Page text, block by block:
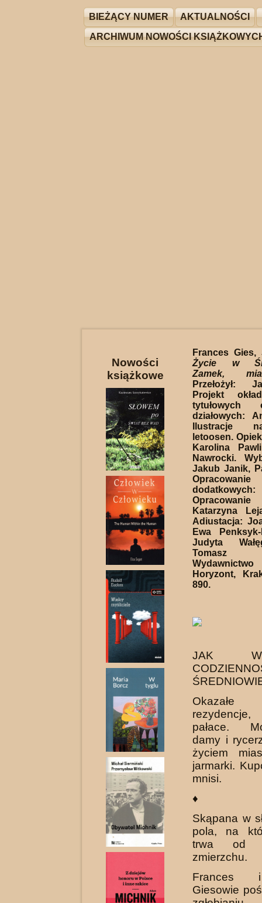
BIEŻĄCY NUMER AKTUALNOŚCI
ARCHIWUM NOWOŚCI
Nowości
książkowe
Frances Gies,
Życie w
Zamek,
Przełożył:
Projekt
działowych:
Ilustracje
letoosen.
Karolina
Nawrocki.
Jakub Janik,
dodatkowych:
Katarzyna
Adiustacja:
Ewa
Judyta
Tomasz
Horyzont,
890.
JAK
pałace.
damy i
życiem
jarmarki.
mnisi.
♦
Skąpana w
pola, na
trwa od
zmierzchu.
Frances
Giesowie